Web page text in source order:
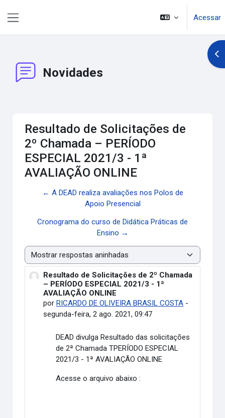
Acessar
Novidades
Resultado de Solicitações de
2º Chamada – PERÍODO
ESPECIAL 2021/3 - 1ª
AVALIAÇÃO ONLINE
← A DEAD realiza avaliações nos Polos de
Apoio Presencial
Cronograma do curso de Didática Práticas de
Ensino →
Modo de visualização
Resultado de Solicitações de 2º Chamada
– PERÍODO ESPECIAL 2021/3 - 1ª
AVALIAÇÃO ONLINE
porRICARDO DE OLIVEIRA BRASIL COSTA -
segunda-feira, 2 ago. 2021, 09:47
Número de respostas: 0
DEAD divulgaResultado das solicitações
de 2ª Chamada TPERÍODO ESPECIAL
2021/3 - 1ª AVALIAÇÃO ONLINE
Acesse o arquivo abaixo :